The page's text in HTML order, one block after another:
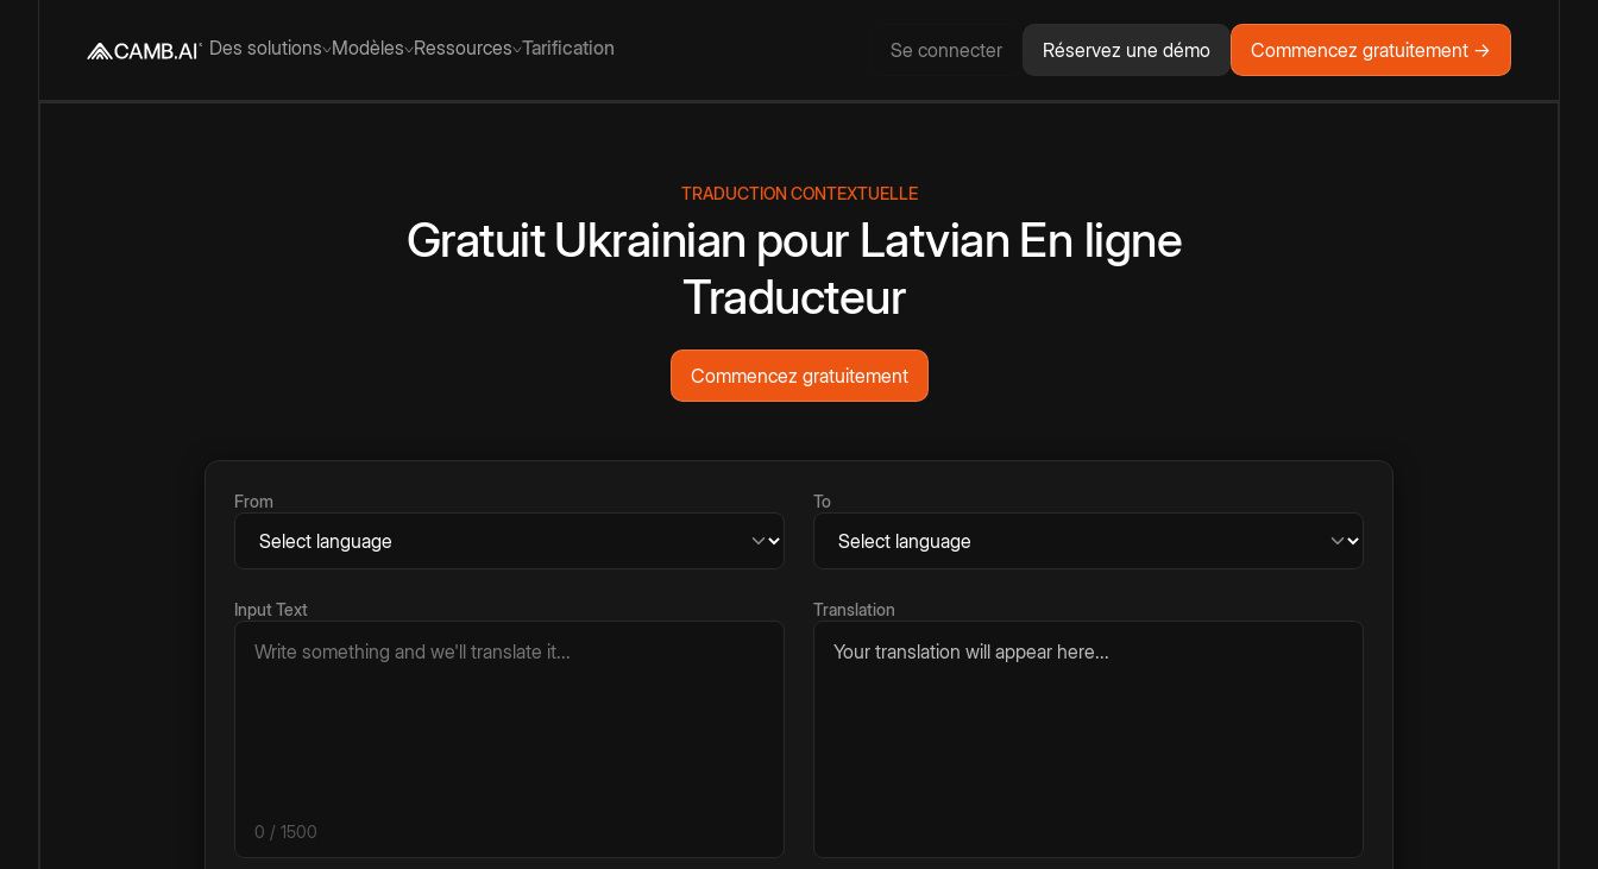
Des solutions Modèles Ressources Tarification Se connecter Réservez une démo Commencez gratuitement →
TRADUCTION CONTEXTUELLE
GratuitUkrainian pour Latvian En ligne
Traducteur
Commencez gratuitement
From To
Input Text
0 / 1500
Translation
Your translation will appear here...